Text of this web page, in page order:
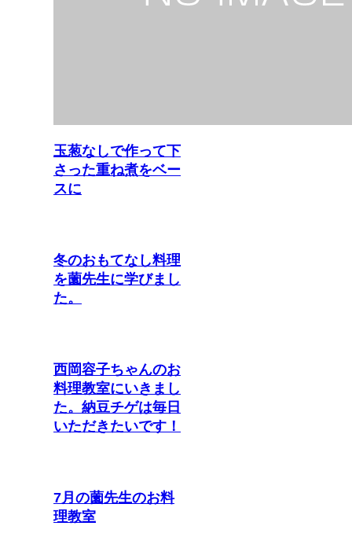
玉葱なしで作って下
さった重ね煮をベー
スに
冬のおもてなし料理
を薗先生に学びまし
た。
西岡容子ちゃんのお
料理教室にいきまし
た。納豆チゲは毎日
いただきたいです！
7月の薗先生のお料
理教室